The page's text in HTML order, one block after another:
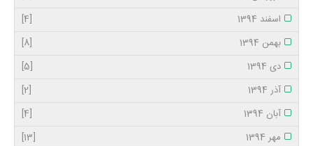
اسفند 1394
[4]
بهمن 1394
[8]
دی 1394
[5]
آذر 1394
[2]
آبان 1394
[4]
مهر 1394
[13]